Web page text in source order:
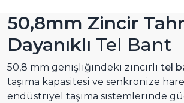
50,8mm Zincir
Dayanıklı Tel Bant
50,8 mm genişliğindeki zincirli tel
taşıma kapasitesi ve senkronize
endüstriyel taşıma sistemlerinde